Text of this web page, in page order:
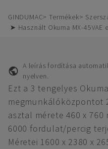
GINDUMAC Termékek
➤ Használt Okuma MX-
A leírás fordítása
nyelven.
Ezt a 3 tengelyes
megmunkálóközpontot
asztal mérete 460 x 760
6000 fordulat/percig
Méretei 1600 x 2380 x